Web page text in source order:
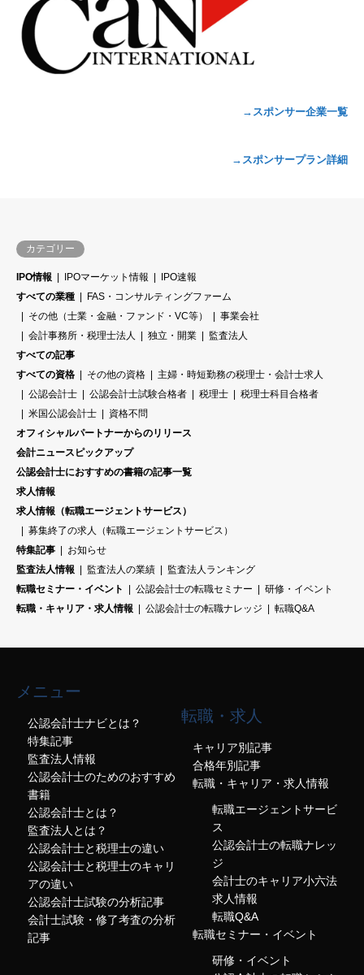
→スポンサー企業一覧
→スポンサープラン詳細
カテゴリー
IPO情報 IPOマーケット情報
IPO速報
すべての業種
FAS・コンサルティングファーム
その他（士業・金融・ファンド・VC等）
事業会社
会計事務所・税理士法人
独立・開業
監査法人
すべての記事
すべての資格
その他の資格
主婦・時短勤務の税理士・会計士求人
公認会計士
公認会計士試験合格者 税理士
税理士科目合格者
米国公認会計士
資格不問
オフィシャルパートナーからのリリース
会計ニュースピックアップ
公認会計士におすすめの書籍の記事一覧
求人情報
求人情報（転職エージェントサービス）
募集終了の求人（転職エージェントサービス）
特集記事
お知らせ
監査法人情報
監査法人の業績
監査法人ランキング
転職セミナー・イベント
公認会計士の転職セミナー
研修・イベント
転職・キャリア・求人情報
公認会計士の転職ナレッジ 転職Q&A
メニュー
公認会計士ナビとは？
特集記事
監査法人情報
公認会計士のためのおすすめ
書籍
公認会計士とは？
監査法人とは？
公認会計士と税理士の違い
公認会計士と税理士のキャリ
アの違い
公認会計士試験の分析記事
会計士試験・修了考査の分析
記事
転職・求人
キャリア別記事
合格年別記事
転職・キャリア・求人情報
転職エージェントサービ
ス
公認会計士の転職ナレッ
ジ
会計士のキャリア小六法
求人情報
転職Q&A
転職セミナー・イベント
研修・イベント